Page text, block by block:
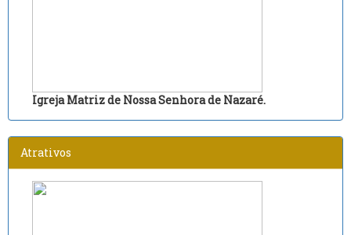
Igreja Matriz de Nossa Senhora de Nazaré.
Atrativos